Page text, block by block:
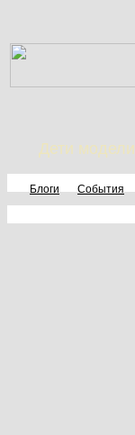
Дети модели
Блоги События